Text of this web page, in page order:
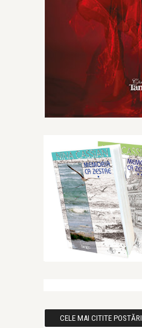
CELE MAI CITITE POSTĂRI